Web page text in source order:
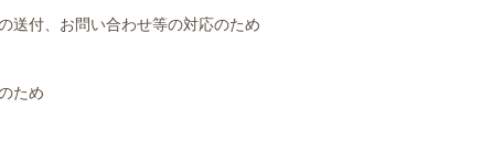
送付、お問い合わせ等の対応のため
ため